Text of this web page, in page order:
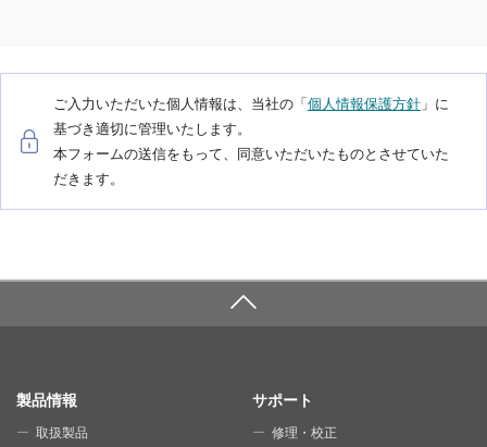
ご入力いただいた個人情報は、当社の「個人情報保護方針 」に
基づき適切に管理いたします。
本フォームの送信をもって、同意いただいたものとさせていた
だきます。
SITE MAP
製品情報
取扱製品
サポート
修理・校正